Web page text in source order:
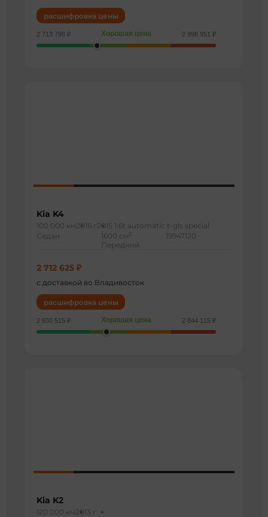
расшифровка цены
2 713 798 ₽ Хорошая цена 2 998 951 ₽
Kia K4
100 000 км2016 г 2015 1.6t automatic t-gls special
Седан
1600 см 3
Передний
19947120
2 712 625 ₽
с доставкой во Владивосток
расшифровка цены
2 630 515 ₽ Хорошая цена 2 844 115 ₽
Kia K2
120 000 км2013 г